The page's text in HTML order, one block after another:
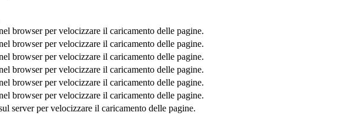
browser per velocizzare il caricamento delle pagine.
browser per velocizzare il caricamento delle pagine.
browser per velocizzare il caricamento delle pagine.
browser per velocizzare il caricamento delle pagine.
browser per velocizzare il caricamento delle pagine.
browser per velocizzare il caricamento delle pagine.
server per velocizzare il caricamento delle pagine.